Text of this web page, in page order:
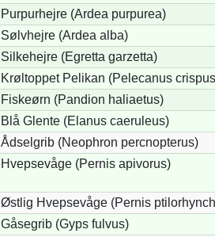
Purpurhejre (Ardea purpurea)
Sølvhejre (Ardea alba)
Silkehejre (Egretta garzetta)
Krøltoppet Pelikan (Pelecanus
Fiskeørn (Pandion haliaetus)
Blå Glente (Elanus caeruleus)
Ådselgrib (Neophron percnopterus)
Hvepsevåge (Pernis apivorus)
Østlig Hvepsevåge (Pernis
Gåsegrib (Gyps fulvus)